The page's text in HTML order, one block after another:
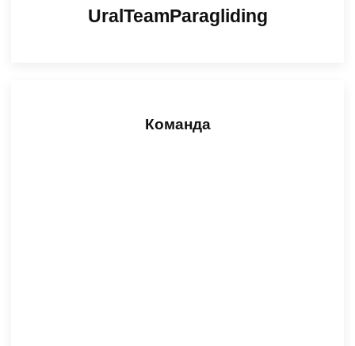
UralTeamParagliding
Команда